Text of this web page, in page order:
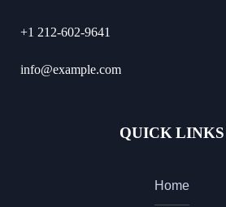
+1 212-602-9641
info@example.com
QUICK LINKS
Home